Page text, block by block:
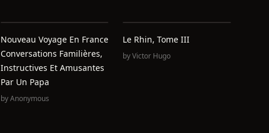
Nouveau Voyage En France
Conversations Familières,
Instructives Et Amusantes
Par Un Papa
byAnonymous
Le Rhin, Tome III
byVictor Hugo